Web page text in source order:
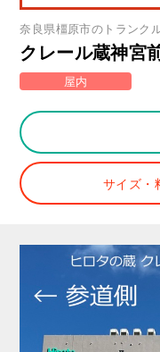
奈良県橿原市のトランク
クレール蔵神宮
屋内
サイズ・